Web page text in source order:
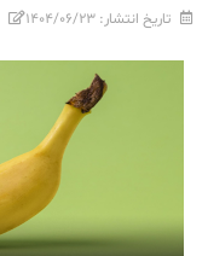
تاریخ انتشار: ۱۴۰۴/۰۶/۲۳